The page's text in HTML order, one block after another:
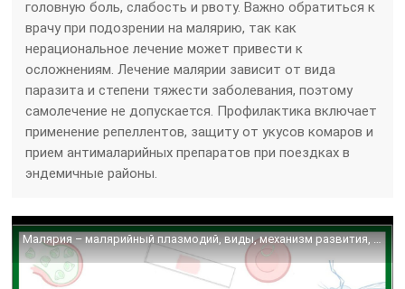
головную боль, слабость и рвоту. Важно обратиться к
врачу при подозрении на малярию, так как
нерациональное лечение может привести к
осложнениям. Лечение малярии зависит от вида
паразита и степени тяжести заболевания, поэтому
самолечение не допускается. Профилактика включает
применение репеллентов, защиту от укусов комаров и
прием антималарийных препаратов при поездках в
эндемичные районы.